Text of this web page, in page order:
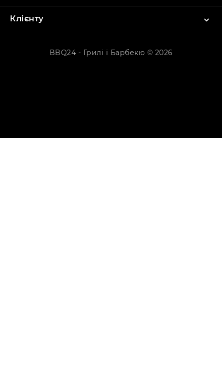
Клієнту
BBQ24 - Грилі і Барбекю © 2026